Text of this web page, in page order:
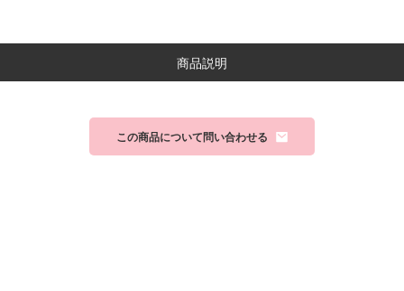
商品説明
この商品について問い合わせる